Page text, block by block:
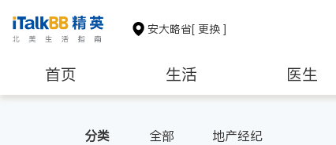
安大略省[ 更换 ]
首页 生活 医生
分类 全部 地产经纪